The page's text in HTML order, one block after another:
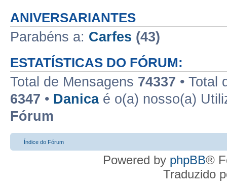
ANIVERSARIANTES
Parabéns a: Carfes (43)
ESTATÍSTICAS DO FÓRUM:
Total de Mensagens 74337 • Total
6347 • Danicaé o(a) nosso(a)
Fórum
Índice do Fórum
Powered by phpBB®
Traduzido